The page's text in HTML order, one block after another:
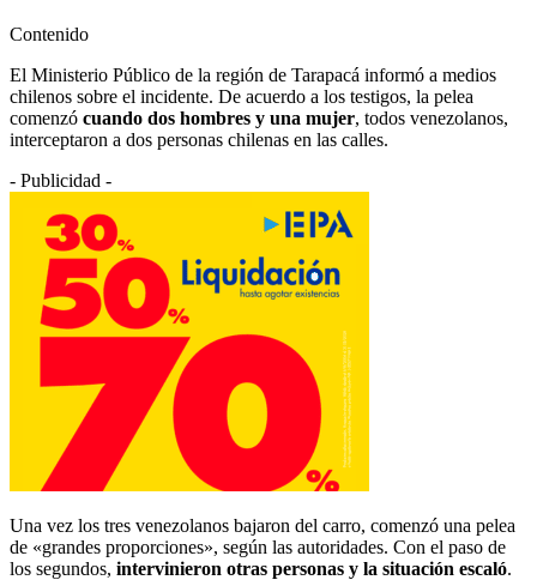
Contenido
El Ministerio Público de la región de Tarapacá informó a medios
chilenos sobre el incidente. De acuerdo a los testigos, la pelea
comenzó cuando dos hombres y una mujer, todos venezolanos,
interceptaron a dos personas chilenas en las calles.
- Publicidad -
Una vez los tres venezolanos bajaron del carro, comenzó una pelea
de «grandes proporciones», según las autoridades. Con el paso de
los segundos, intervinieron otras personas y la situación escaló.